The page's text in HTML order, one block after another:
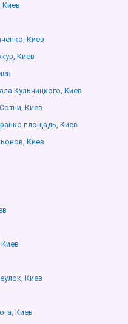
Киев
Киев
Киев
Кульчицкого, Киев
Киев
площадь, Киев
Киев
Киев
Киев